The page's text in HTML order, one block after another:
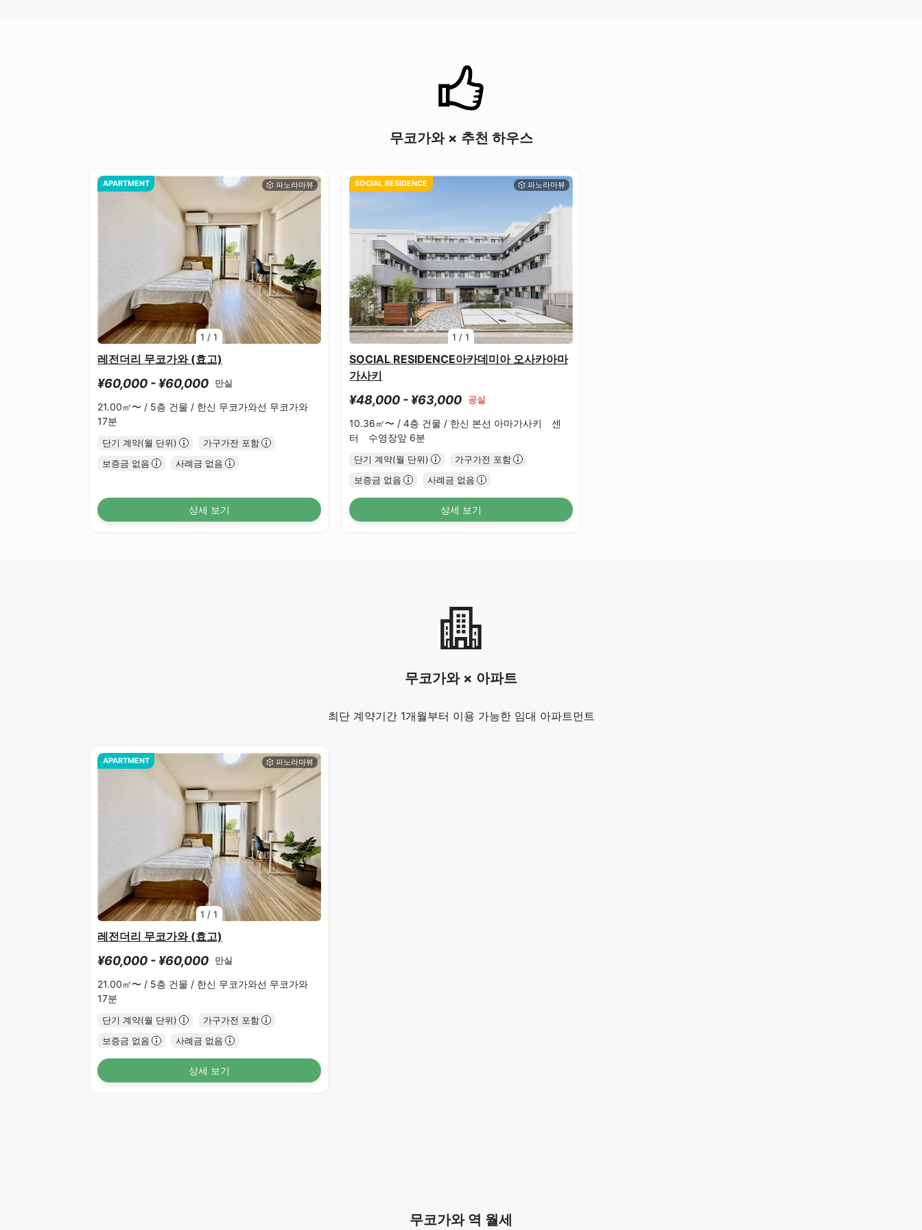
무코가와 × 추천 하우스
1 /1
APARTMENT
레전더리 무코가와 (효고)
¥60,000 - ¥60,000 만실
21.00㎡〜 / 5층 건물 / 한신 무코가와선 무코가와
17분
단기 계약(월 단위)
가구가전 포함
보증금 없음
사례금 없음
상세 보기
1 /1
SOCIAL RESIDENCE
SOCIAL RESIDENCE아카데미아 오사카아마
가사키
¥48,000 - ¥63,000 공실
10.36㎡〜 /4층 건물 / 한신 본선 아마가사키 센
터 수영장앞 6분
단기 계약(월 단위)
가구가전 포함
보증금 없음
사례금 없음
상세 보기
무코가와 × 아파트
최단 계약기간 1개월부터 이용 가능한 임대 아파트먼트
1 /1
APARTMENT
레전더리 무코가와 (효고)
¥60,000 - ¥60,000 만실
21.00㎡〜 / 5층 건물 / 한신 무코가와선 무코가와
17분
단기 계약(월 단위)
가구가전 포함
보증금 없음
사례금 없음
상세 보기
무코가와 역 월세